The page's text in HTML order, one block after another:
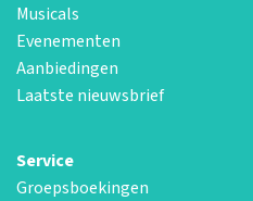
Musicals
Evenementen
Aanbiedingen
Laatste nieuwsbrief
Service
Groepsboekingen